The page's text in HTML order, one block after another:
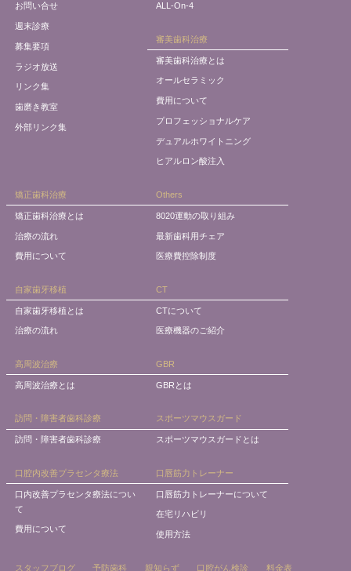
お問い合せ
週末診療
募集要項
ラジオ放送
リンク集
歯磨き教室
外部リンク集
ALL-On-4
審美歯科治療
審美歯科治療とは
オールセラミック
費用について
プロフェッショナルケア
デュアルホワイトニング
ヒアルロン酸注入
矯正歯科治療
矯正歯科治療とは
治療の流れ
費用について
Others
8020運動の取り組み
最新歯科用チェア
医療費控除制度
自家歯牙移植
自家歯牙移植とは
治療の流れ
CT
CTについて
医療機器のご紹介
高周波治療
高周波治療とは
GBR
GBRとは
訪問・障害者歯科診療
訪問・障害者歯科診療
スポーツマウスガード
スポーツマウスガードとは
口腔内改善プラセンタ療法
口内改善プラセンタ療法につい
て
費用について
口唇筋力トレーナー
口唇筋力トレーナーについて
在宅リハビリ
使用方法
スタッフブログ 予防歯科 親知らず 口腔がん検診 料金表